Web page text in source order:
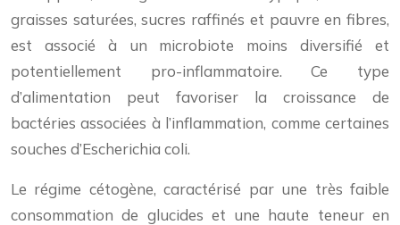
graisses saturées, sucres raffinés et pauvre en fibres,
est associé à un microbiote moins diversifié et
potentiellement pro-inflammatoire. Ce type
d’alimentation peut favoriser la croissance de
bactéries associées à l’inflammation, comme certaines
souches d’Escherichia coli.
Le régime cétogène, caractérisé par une très faible
consommation de glucides et une haute teneur en